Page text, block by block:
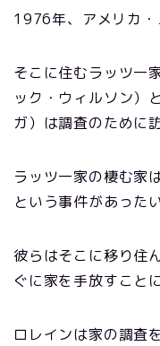
1976年、アメリカ・
そこに住むラッツ一
ック・ウィルソン）
ガ）は調査のために
ラッツ一家の棲む家
という事件があった
彼らはそこに移り住
ぐに家を手放すこと
ロレインは家の調査